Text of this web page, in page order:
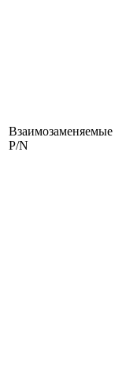
Взаимозаменяемые
P/N